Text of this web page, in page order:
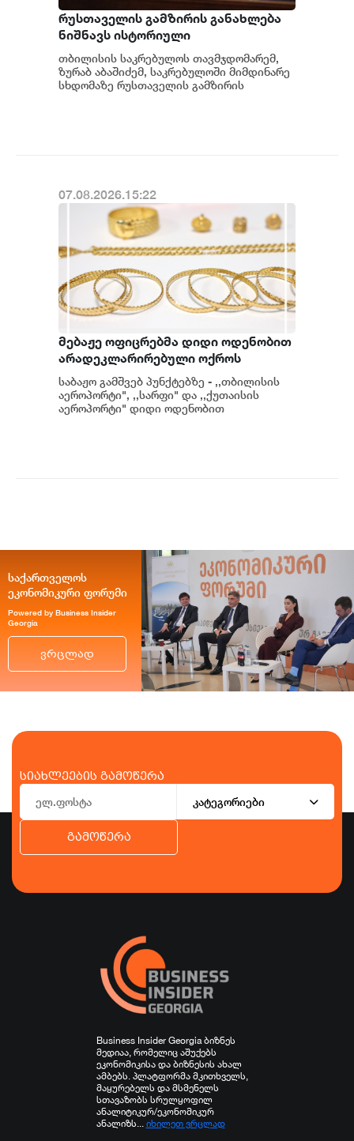
რუსთაველის გამზირის განახლება
ნიშნავს ისტორიული
მემკვიდრეობის შენარჩუნებას,
თანამედროვე ურბანული გარემოს
შექმნას და მნიშვნელოვან
თბილისის საკრებულოს თავმჯდომარემ,
ზურაბ აბაშიძემ, საკრებულოში მიმდინარე
სხდომაზე რუსთაველის გამზირის
07.08.2026.15:22
მებაჟე ოფიცრებმა დიდი ოდენობით
არადეკლარირებული ოქროს
საიუველირო ნაკეთობების
შემოტანის ფაქტები აღკვეთეს
საბაჟო გამშვებ პუნქტებზე - ,,თბილისის
აეროპორტი", ,,სარფი" და ,,ქუთაისის
აეროპორტი" დიდი ოდენობით
საქართველოს
ეკონომიკური ფორუმი
Powered by Business Insider
Georgia
ვრცლად
სიახლეების გამოწერა
კატეგორიები
გამოწერა
Business Insider Georgia ბიზნეს
მედიაა, რომელიც აშუქებს
ეკონომიკისა და ბიზნესის ახალ
ამბებს. პლატფორმა მკითხველს,
მაყურებელს და მსმენელს
სთავაზობს სრულყოფილ
ანალიტიკურ/ეკონომიკურ
ანალიზს... იხილეთ ვრცლად